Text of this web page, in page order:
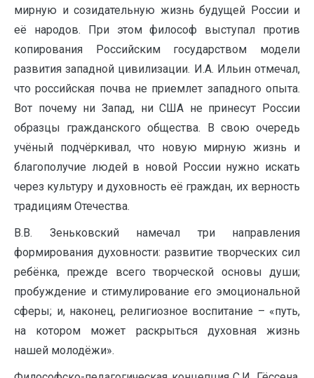
мирную и созидательную жизнь будущей России и
её народов. При этом философ выступал против
копирования Российским государством модели
развития западной цивилизации. И.А. Ильин отмечал,
что российская почва не приемлет западного опыта.
Вот почему ни Запад, ни США не принесут России
образцы гражданского общества. В свою очередь
учёный подчёркивал, что новую мирную жизнь и
благополучие людей в новой России нужно искать
через культуру и духовность её граждан, их верность
традициям Отечества.
В.В. Зеньковский намечал три направления
формирования духовности: развитие творческих сил
ребёнка, прежде всего творческой основы души;
пробуждение и стимулирование его эмоциональной
сферы; и, наконец, религиозное воспитание – «путь,
на котором может раскрыться духовная жизнь
нашей молодёжи».